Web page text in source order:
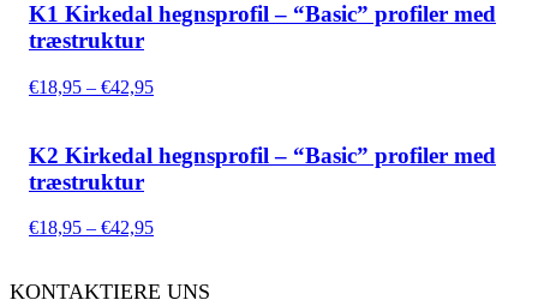
K1 Kirkedal hegnsprofil – “Basic” profiler med
træstruktur
€18,95 – €42,95Prisinterval:
€42,95
K2 Kirkedal hegnsprofil – “Basic” profiler med
træstruktur
€18,95 – €42,95Prisinterval:
€42,95
KONTAKTIERE UNS